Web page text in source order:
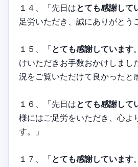
１４、「先日はとても感謝して
足労いただき、誠にありがとう
１５、「とても感謝しています
けいただきお手数おかけしまし
況をご覧いただけて良かったと
１６、「先日はとても感謝して
様にはご足労をいただき、心よ
す。」
１７、「とても感謝しています